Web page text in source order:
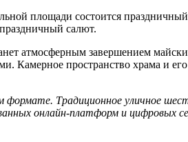
площади состоится
салют.
атмосферным завершением
Камерное пространство храма и
формате. Традиционное уличное
онлайн-платформ и цифровых